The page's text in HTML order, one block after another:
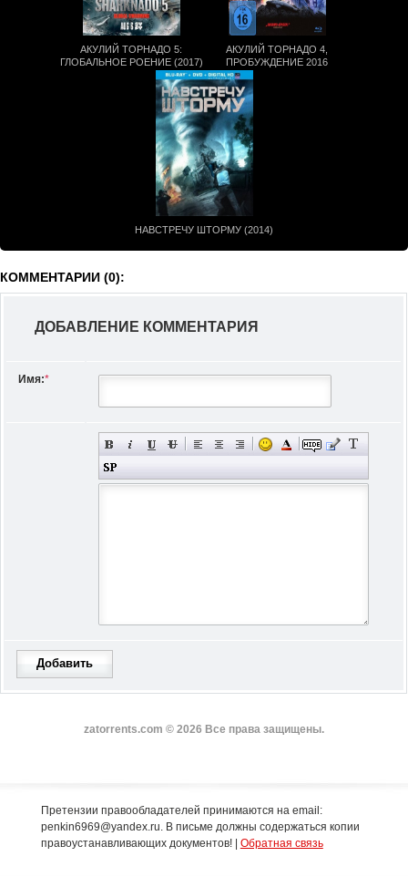
АКУЛИЙ ТОРНАДО 5:
ГЛОБАЛЬНОЕ РОЕНИЕ (2017)
АКУЛИЙ ТОРНАДО 4,
ПРОБУЖДЕНИЕ 2016
НАВСТРЕЧУ ШТОРМУ (2014)
КОММЕНТАРИИ (0):
ДОБАВЛЕНИЕ КОММЕНТАРИЯ
Имя:*
Добавить
zatorrents.com © 2026 Все права защищены.
Претензии правообладателей принимаются на email:
penkin6969@yandex.ru. В письме должны содержаться копии
правоустанавливающих документов! | Обратная связь